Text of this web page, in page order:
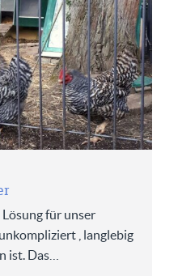
für unser
, langlebig
ist. Das…